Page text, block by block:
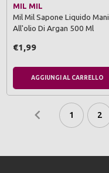
MIL MIL
Mil Mil Sapone Liquido Mani
All'olio Di Argan 500 Ml
€1,99
AGGIUNGI AL CARRELLO
1 2